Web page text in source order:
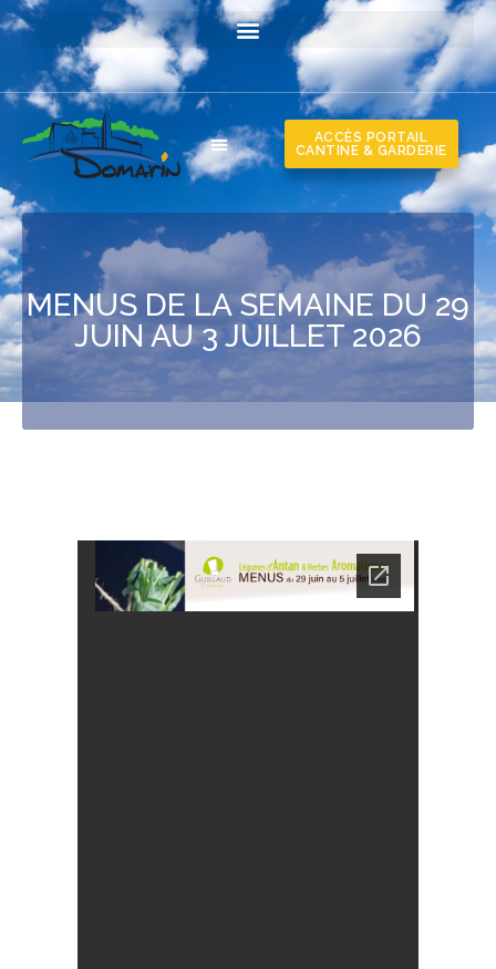
ACCÈS PORTAIL
CANTINE & GARDERIE
MENUS DE LA SEMAINE DU 29
JUIN AU 3 JUILLET 2026